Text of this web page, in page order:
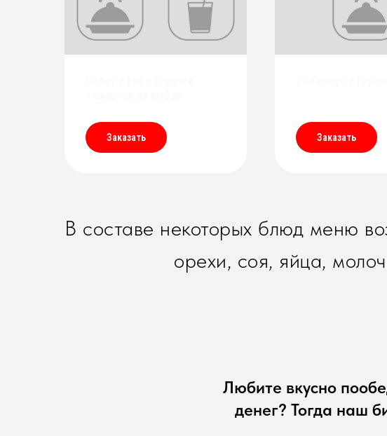
Заказать Заказать
В составе некоторых блюд меню
орехи, соя, яйца,
Любите вкусно
денег? Тогда наш